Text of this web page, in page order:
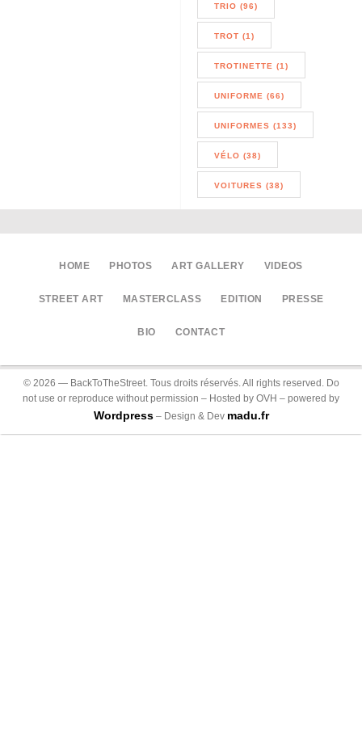
TRIO (96)
TROT (1)
TROTINETTE (1)
UNIFORME (66)
UNIFORMES (133)
VÉLO (38)
VOITURES (38)
HOME PHOTOS ART GALLERY VIDEOS
STREET ART MASTERCLASS EDITION PRESSE
BIO CONTACT
© 2026 — BackToTheStreet. Tous droits réservés. All rights reserved. Do
not use or reproduce without permission – Hosted by OVH – powered by
Wordpress– Design & Dev madu.fr